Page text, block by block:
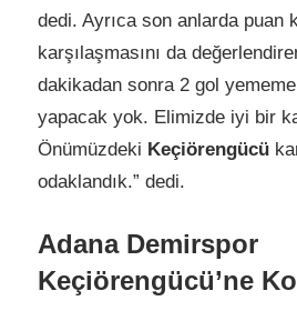
dedi. Ayrıca son anlarda puan
karşılaşmasını da
dakikadan sonra 2 gol
yapacak yok. Elimizde iyi bir
Önümüzdeki Keçiörengücü
odaklandık.” dedi.
Adana Demirspor
Keçiörengücü’ne